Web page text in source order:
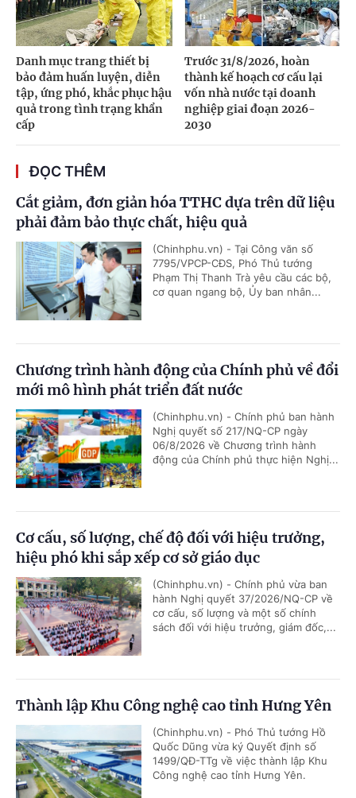
Danh mục trang thiết bị
bảo đảm huấn luyện, diễn
tập, ứng phó, khắc phục hậu
quả trong tình trạng khẩn
cấp
Trước 31/8/2026, hoàn
thành kế hoạch cơ cấu lại
vốn nhà nước tại doanh
nghiệp giai đoạn 2026-
2030
ĐỌC THÊM
Cắt giảm, đơn giản hóa TTHC dựa trên dữ liệu
phải đảm bảo thực chất, hiệu quả
(Chinhphu.vn) - Tại Công văn số
7795/VPCP-CĐS, Phó Thủ tướng
Phạm Thị Thanh Trà yêu cầu các bộ,
cơ quan ngang bộ, Ủy ban nhân...
Chương trình hành động của Chính phủ về đổi
mới mô hình phát triển đất nước
(Chinhphu.vn) - Chính phủ ban hành
Nghị quyết số 217/NQ-CP ngày
06/8/2026 về Chương trình hành
động của Chính phủ thực hiện Nghị...
Cơ cấu, số lượng, chế độ đối với hiệu trưởng,
hiệu phó khi sắp xếp cơ sở giáo dục
(Chinhphu.vn) - Chính phủ vừa ban
hành Nghị quyết 37/2026/NQ-CP về
cơ cấu, số lượng và một số chính
sách đối với hiệu trưởng, giám đốc,...
Thành lập Khu Công nghệ cao tỉnh Hưng Yên
(Chinhphu.vn) - Phó Thủ tướng Hồ
Quốc Dũng vừa ký Quyết định số
1499/QĐ-TTg về việc thành lập Khu
Công nghệ cao tỉnh Hưng Yên.